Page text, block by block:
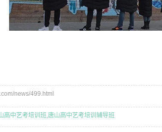
news/499.html
高中艺考培训班,唐山高中艺考培训辅导班